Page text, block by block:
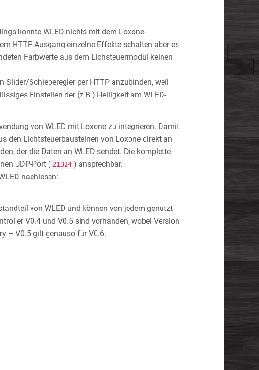
konnte WLED nichts mit dem Loxone-
HTTP-Ausgang einzelne Effekte schalten aber es
Farbwerte aus dem Lichsteuermodul keinen
Slider/Schieberegler per HTTP anzubinden, weil
Einstellen der (z.B.) Helligkeit am WLED-
von WLED mit Loxone zu integrieren. Damit
den Lichtsteuerbausteinen von Loxone direkt an
der die Daten an WLED sendet. Die komplette
UDP-Port ( 21324 ) ansprechbar.
nachlesen:
von WLED und können von jedem genutzt
V0.4 und V0.5 sind vorhanden, wobei Version
– V0.5 gilt genauso für V0.6.